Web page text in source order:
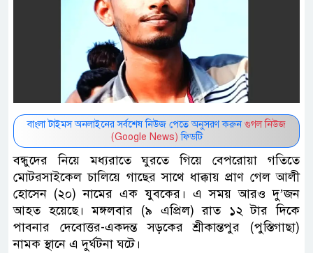
বাংলা টাইমস অনলাইনের সর্বশেষ নিউজ পেতে অনুসরণ করুন গুগল নিউজ
(Google News) ফিডটি
বন্ধুদের নিয়ে মধ্যরাতে ঘুরতে গিয়ে বেপরোয়া গতিতে
মোটরসাইকেল চালিয়ে গাছের সাথে ধাক্কায় প্রাণ গেল আলী
হোসেন (২০) নামের এক যুবকের। এ সময় আরও দু’জন
আহত হয়েছে। মঙ্গলবার (৯ এপ্রিল) রাত ১২ টার দিকে
পাবনার দেবোত্তর-একদন্ত সড়কের শ্রীকান্তপুর (পুস্তিগাছা)
নামক স্থানে এ দুর্ঘটনা ঘটে।